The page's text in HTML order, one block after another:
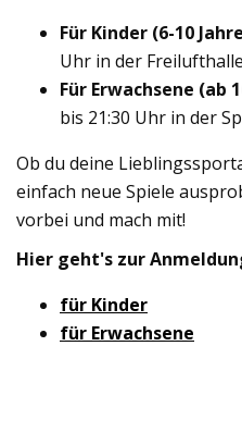
Für Kinder (6-10
Uhr in der
Für Erwachsene (ab
bis 21:30 Uhr in der
Ob du deine
einfach neue Spiele
vorbei und mach mit!
Hier geht's zur
für Kinder
für Erwachsene